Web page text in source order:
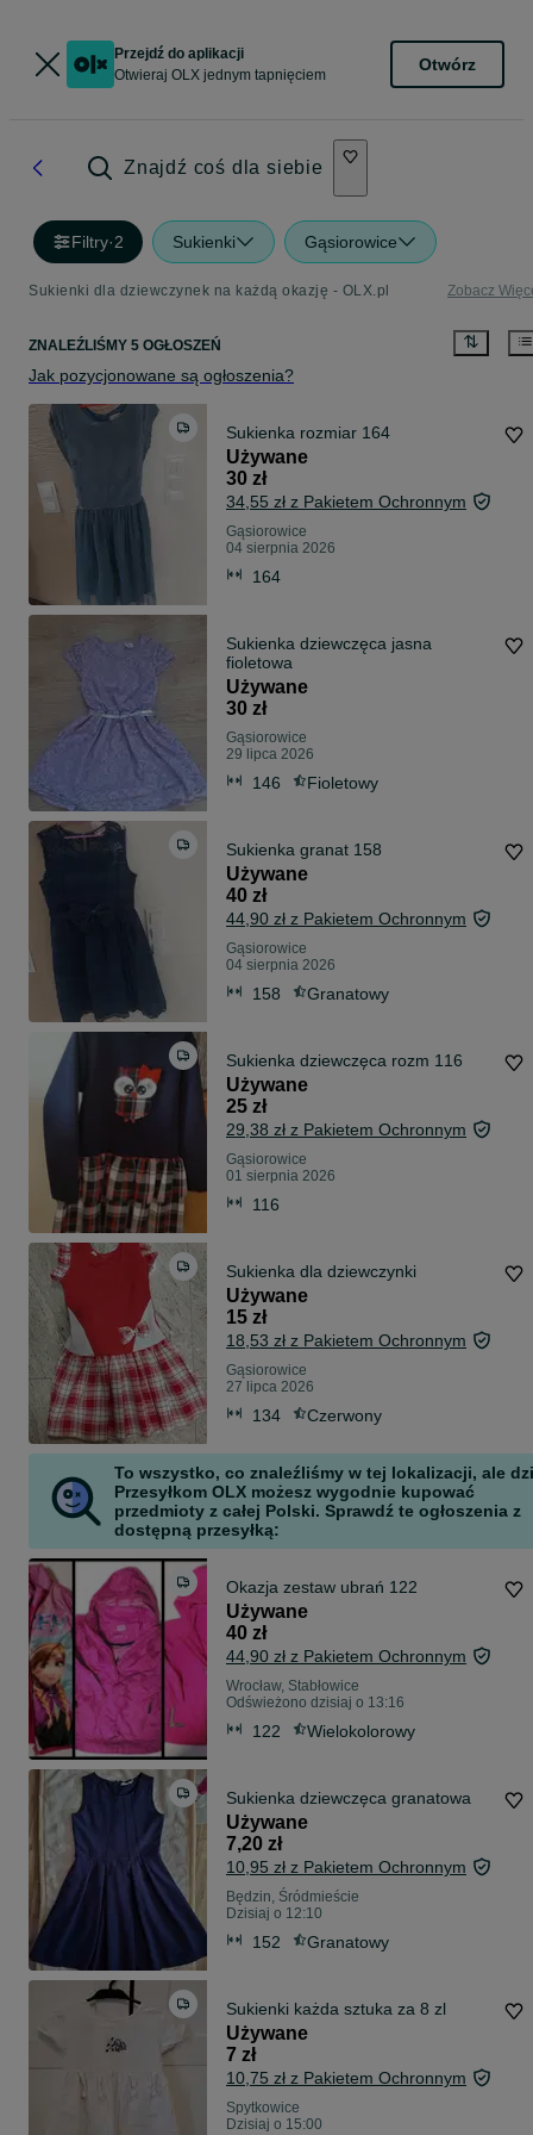
Przejdź do aplikacji
Otwieraj OLX jednym tapnięciem
Otwórz
Znajdź coś dla siebie
Filtry·2 Sukienki Gąsiorowice
Sukienki dla dziewczynek na każdą okazję - OLX.pl Zobacz
ZNALEŹLIŚMY 5 OGŁOSZEŃ
Jak pozycjonowane są ogłoszenia?
Sukienka rozmiar 164
Używane
30 zł
34,55 zł z Pakietem Ochronnym
Gąsiorowice
04 sierpnia 2026
164
Sukienka dziewczęca jasna
fioletowa
Używane
30 zł
Gąsiorowice
29 lipca 2026
146 Fioletowy
Sukienka granat 158
Używane
40 zł
44,90 zł z Pakietem Ochronnym
Gąsiorowice
04 sierpnia 2026
158 Granatowy
Sukienka dziewczęca rozm 116
Używane
25 zł
29,38 zł z Pakietem Ochronnym
Gąsiorowice
01 sierpnia 2026
116
Sukienka dla dziewczynki
Używane
15 zł
18,53 zł z Pakietem Ochronnym
Gąsiorowice
27 lipca 2026
134 Czerwony
To wszystko, co znaleźliśmy w tej lokalizacji, ale
Przesyłkom OLX możesz wygodnie kupować
przedmioty z całej Polski. Sprawdź te ogłoszenia z
dostępną przesyłką:
Okazja zestaw ubrań 122
Używane
40 zł
44,90 zł z Pakietem Ochronnym
Wrocław, Stabłowice
Odświeżono dzisiaj o 13:16
122 Wielokolorowy
Sukienka dziewczęca granatowa
Używane
7,20 zł
10,95 zł z Pakietem Ochronnym
Będzin, Śródmieście
Dzisiaj o 12:10
152 Granatowy
Sukienki każda sztuka za 8 zl
Używane
7 zł
10,75 zł z Pakietem Ochronnym
Spytkowice
Dzisiaj o 15:00